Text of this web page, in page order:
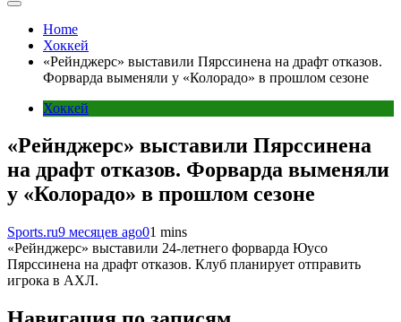
Home
Хоккей
«Рейнджерс» выставили Пярссинена на драфт отказов.
Форварда выменяли у «Колорадо» в прошлом сезоне
Хоккей
«Рейнджерс» выставили Пярссинена
на драфт отказов. Форварда выменяли
у «Колорадо» в прошлом сезоне
Sports.ru9 месяцев ago01 mins
«Рейнджерс» выставили 24-летнего форварда Юусо
Пярссинена на драфт отказов. Клуб планирует отправить
игрока в АХЛ.